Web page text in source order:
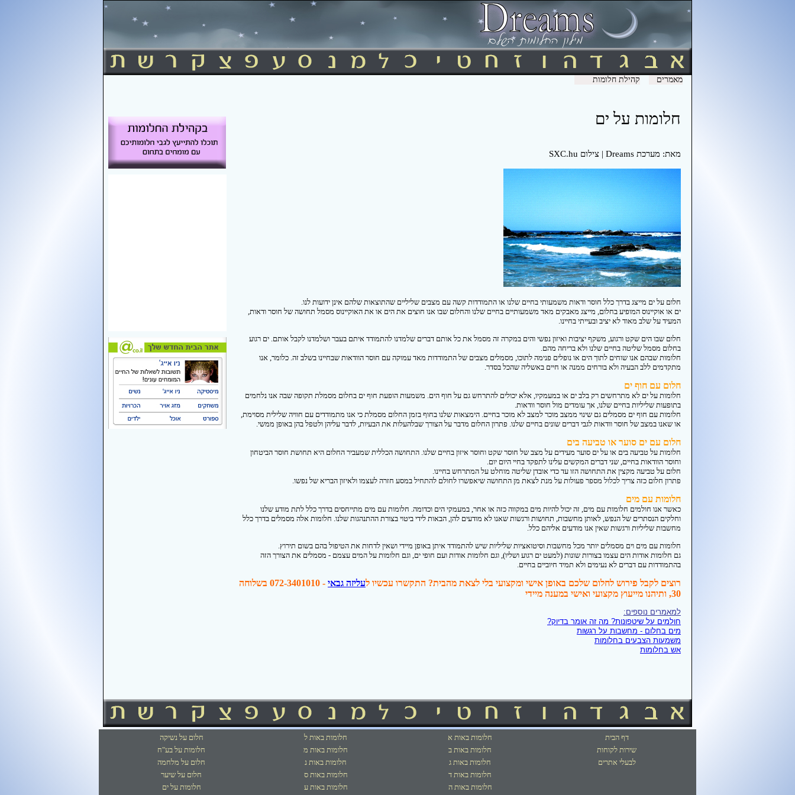
מאמרים קהילת חלומות
חלומות על ים
מאת: מערכת Dreams | צילום SXC.hu
חלום על ים מייצג בדרך כלל חוסר ודאות משמעותי בחיים שלנו או התמודדות קשה עם מצבים שליליים שהתוצאות שלהם אינן ידועות לנו.
ים או אוקיינוס המופיע בחלום, מייצג מאבקים מאד משמעותיים בחיים שלנו והחלום שבו אנו חוצים את הים או את האוקיינוס מסמל תחושה של חוסר ודאות,
המעיד על שלב מאוד לא יציב ובעייתי בחיינו.
חלום שבו הים שקט ורגוע, משקף יציבות ואיזון נפשי והים במקרה זה מסמל את כל אותם דברים שלמדנו להתמודד איתם בעבר ושלמדנו לקבל אותם. ים רגוע
בחלום מסמל שליטה בחיים שלנו ולא בריחה מהם.
חלומות שבהם אנו שוחים לתוך הים או נופלים פנימה לתוכו, מסמלים מצבים של התמודדות מאד עמוקה עם חוסר הוודאות שבחיינו בשלב זה. כלומר, אנו
מתקדמים ללב הבעיה ולא בורחים ממנה או חיים באשליה שהכל בסדר.
חלום עם חוף ים
חלומות על ים לא מתרחשים רק בלב ים או במעמקיו, אלא יכולים להתרחש גם על חוף הים. משמעות הופעת חוף ים בחלום מסמלת תקופה שבה אנו נלחמים
בתופעות שליליות בחיים שלנו, אך עומדים מול חוסר וודאות.
חלומות עם חוף ים מסמלים גם שינוי ממצב מוכר למצב לא מוכר בחיים. הימצאות שלנו בחוף בזמן החלום מסמלת כי אנו מתמודדים עם חוויה שלילית מסוימת,
או שאנו במצב של חוסר וודאות לגבי דברים שונים בחיים שלנו. פתרון החלום מדבר על הצורך שבלהעלות את הבעיות, לדבר עליהן ולטפל בהן באופן ממשי.
חלום עם ים סוער או טביעה בים
חלומות על טביעה בים או על ים סוער מעידים על מצב של חוסר שקט וחוסר איזון בחיים שלנו. התחושה הכללית שמעביר החלום היא תחושת חוסר הביטחון
וחוסר הוודאות בחיים, שני דברים המקשים עלינו לתפקד בחיי היום יום.
חלום על טביעה מקצין את התחושה הזו עד כדי אובדן שליטה מוחלט על המתרחש בחיינו.
פתרון חלום כזה צריך לכלול מספר פעולות על מנת לצאת מן התחושה שיאפשרו לחולם להתחיל במסע חזרה לעצמו ולאיזון הבריא של נפשו.
חלומות עם מים
כאשר אנו חולמים חלומות עם מים, זה יכול להיות מים במקווה כזה או אחר, במעמקי הים וכדומה. חלומות עם מים מתייחסים בדרך כלל לתת מודע שלנו
וחלקים הנסתרים של הנפש, לאותן מחשבות, תחושות ורגשות שאנו לא מודעים להן, הבאות לידי ביטוי בצורת ההתנהגות שלנו. חלומות אלה מסמלים בדרך כלל
מחשבות שליליות ורגשות שאין אנו מודעים אליהם כלל.
חלומות עם מים וים מסמלים יותר מכל מחשבות וסיטואציות שליליות שיש להתמודד איתן באופן מיידי ושאין לדחות את הטיפול בהם בשום תירוץ.
גם חלומות אודות הים עצמו בצורות שונות (למעט ים רגוע ושליו), וגם חלומות אודות ועם חופי ים, וגם חלומות על המים עצמם - מסמלים את הצורך הזה
בהתמודדות עם דברים לא נעימים ולא תמיד חיוביים בחיים.
רוצים לקבל פירוש לחלום שלכם באופן אישי ומקצועי בלי לצאת מהבית? התקשרו עכשיו לעליזה גבאי
- 072-3401010 בשלוחה
30, ותיהנו מייעוץ מקצועי ואישי במענה מיידי
למאמרים נוספים:
חולמים על שיטפונות? מה זה אומר בדיוק?
מים בחלום - מחשבות על רגשות
משמעות הצבעים בחלומות
אש בחלומות
דף הבית
שירות לקוחות
לבעלי אתרים
חלומות באות א
חלומות באות ב
חלומות באות ג
חלומות באות ד
חלומות באות ה
חלומות באות ל
חלומות באות מ
חלומות באות נ
חלומות באות ס
חלומות באות ע
חלום על נשיקה
חלומות על בע"ח
חלום על מלחמה
חלום על שיער
חלומות על ים